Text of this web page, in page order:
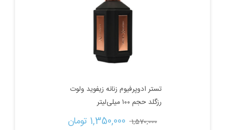
بود.
تستر ادوپرفیوم زنانه زیفوید ولوت
رزگلد حجم ۱۰۰ میلی‌لیتر
1,570,000 قیمت
1,350,000 تومان